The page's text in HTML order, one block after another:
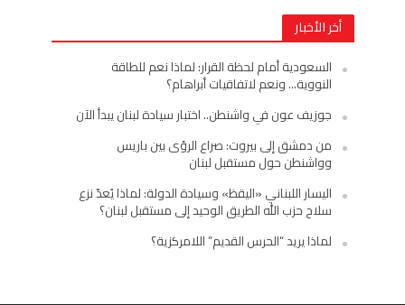
أخر الأخبار
السعودية أمام لحظة القرار: لماذا نعم للطاقة
النووية… ونعم لاتفاقيات أبراهام؟
جوزيف عون في واشنطن.. اختبار سيادة لبنان يبدأ الآن
من دمشق إلى بيروت: صراع الرؤى بين باريس
وواشنطن حول مستقبل لبنان
اليسار اللبناني «اليقظ» وسيادة الدولة: لماذا يُعدّ نزع
سلاح حزب الله الطريق الوحيد إلى مستقبل لبنان؟
لماذا يريد “الحرس القديم” اللامركزية؟